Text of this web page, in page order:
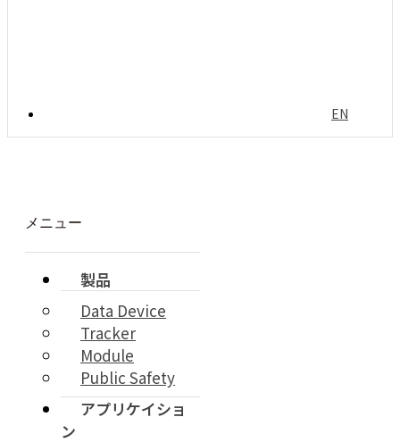
EN
メニュー
製品
Data Device
Tracker
Module
Public Safety
アプリケイショ
ン